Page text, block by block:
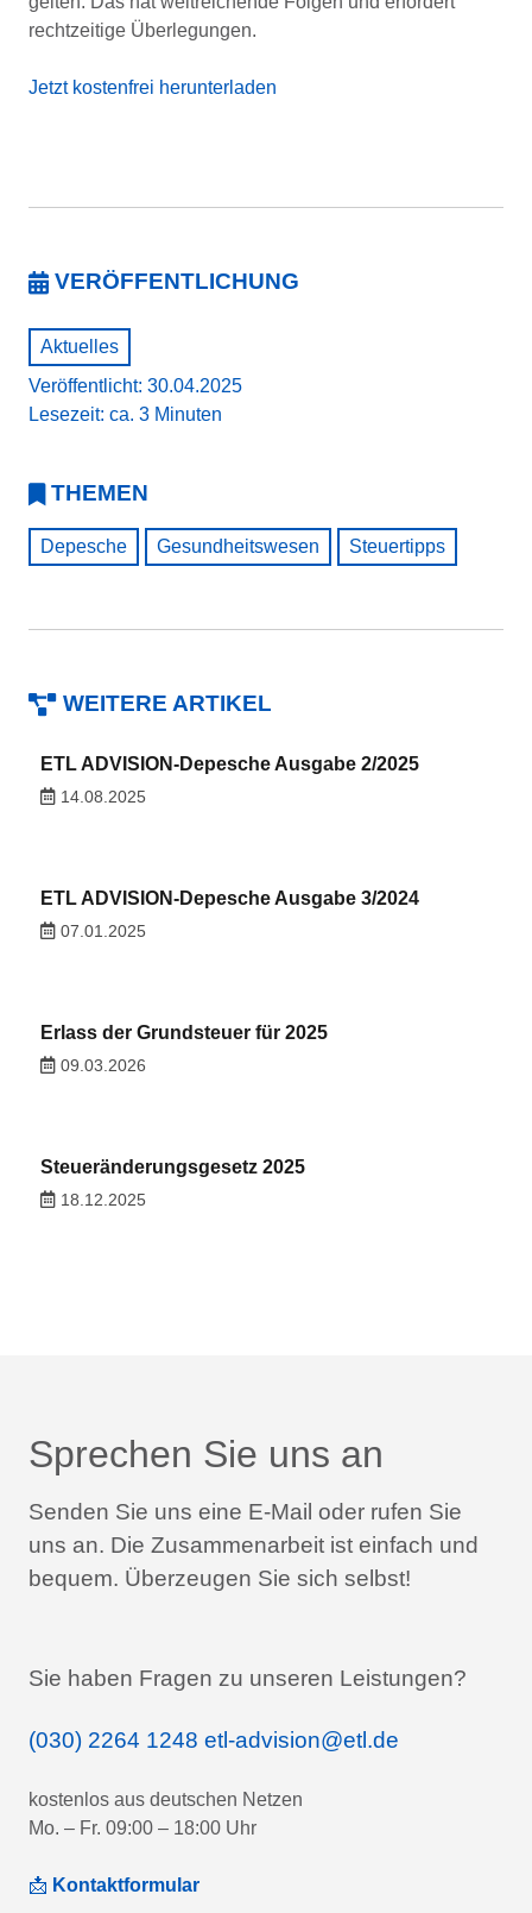
rechtzeitige Überlegungen.
Jetzt kostenfrei herunterladen
VERÖFFENTLICHUNG
Aktuelles
Veröffentlicht: 30.04.2025
Lesezeit: ca. 3 Minuten
THEMEN
Depesche Gesundheitswesen Steuertipps
WEITERE ARTIKEL
ETL ADVISION-Depesche Ausgabe 2/2025
14.08.2025
ETL ADVISION-Depesche Ausgabe 3/2024
07.01.2025
Erlass der Grundsteuer für 2025
09.03.2026
Steueränderungsgesetz 2025
18.12.2025
Sprechen Sie uns an
Senden Sie uns eine E-Mail oder rufen Sie
uns an. Die Zusammenarbeit ist einfach und
bequem. Überzeugen Sie sich selbst!
Sie haben Fragen zu unseren Leistungen?
(030) 2264 1248 etl-advision@etl.de
kostenlos aus deutschen Netzen
Mo. – Fr. 09:00 – 18:00 Uhr
📩 Kontaktformular